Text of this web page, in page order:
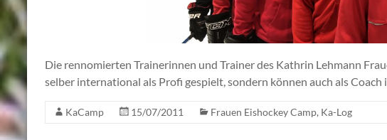
Die rennomierten Trainerinnen und Trainer des Kathrin Lehmann
selber international als Profi gespielt, sondern können auch als
KaCamp 15/07/2011 Frauen Eishockey Camp, Ka-Log